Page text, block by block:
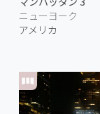
ニューヨーク
アメリカ